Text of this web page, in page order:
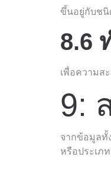
ขึ้นอยู่กับชนิ
8.6
เพื่อความส
9:
จากข้อมูลทั้
หรือประเภ